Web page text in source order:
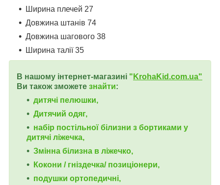
Ширина плечей 27
Довжина штанів 74
Довжина шагового 38
Ширина талії 35
В нашому інтернет-магазині " KrohaKid.com.ua"
Ви також зможете знайти:
дитячі пелюшки,
Дитячий одяг,
набір постільної білизни з бортиками у
дитячі ліжечка,
Змінна білизна в ліжечко,
Кокони / гніздечка/ позиціонери,
подушки ортопедичні,